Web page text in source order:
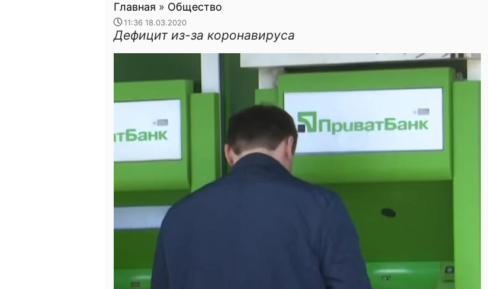
Главная » Общество
11:36 18.03.2020
Дефицит из-за коронавируса